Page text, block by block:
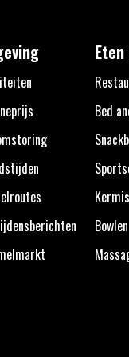
Bed
Kermis
Bowlen